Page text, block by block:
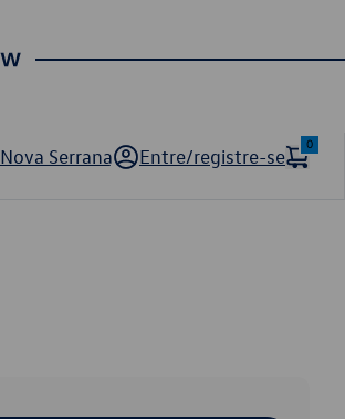
Nova Serrana Entre/registre-se
0